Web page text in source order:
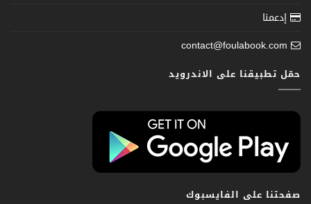
إدعمنا
contact@foulabook.com
حمّل تطبيقنا على الاندرويد
صفحتنا على الفايسبوك